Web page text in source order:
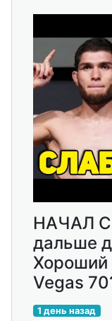
НАЧАЛ
дальше
Хороший
Vegas
1 день назад